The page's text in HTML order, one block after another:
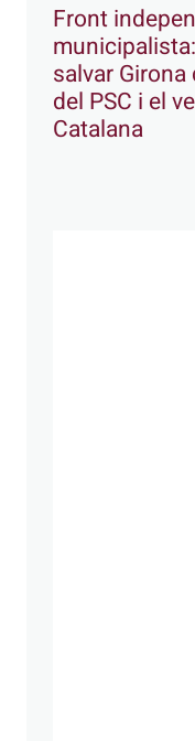
Front
salvar Girona
del PSC i el
Catalana